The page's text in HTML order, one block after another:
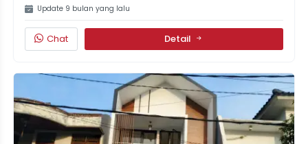
Update 9 bulan yang lalu
Chat Detail